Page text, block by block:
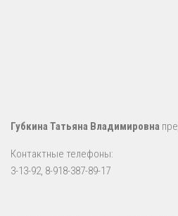
Губкина Татьяна Владимировна
Контактные телефоны:
3-13-92, 8-918-387-89-17